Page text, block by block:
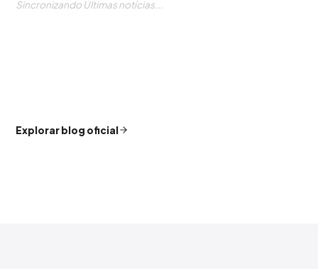
Sincronizando Últimas notícias...
Explorar blog oficial